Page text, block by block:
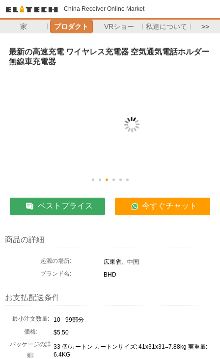
China Receiver Online Market
家 プロダクト VRショー 私達について >>
最新の高速充電 ワイヤレス充電器 空気通気電話ホルダー
無線車充電器
ベストプライス 今すぐチャット
商品の詳細
起源の場所:
広東省、中国
ブランド名:
BHD
お支払配送条件
最小注文数量:
10 - 99部分
価格:
$5.50
パッケージの詳
細:
33 個/カートン カートンサイズ: 41x31x31=7.88kg 実重量:
6.4KG